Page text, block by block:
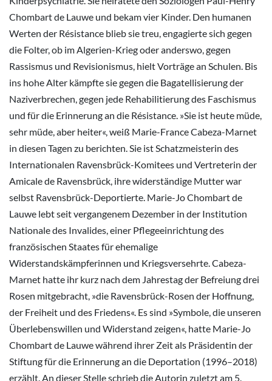
Chombart de Lauwe und bekam vier Kinder. Den humanen
Werten der Résistance blieb sie treu, engagierte sich gegen
die Folter, ob im Algerien-Krieg oder anderswo, gegen
Rassismus und Revisionismus, hielt Vorträge an Schulen. Bis
ins hohe Alter kämpfte sie gegen die Bagatellisierung der
Naziverbrechen, gegen jede Rehabilitierung des Faschismus
und für die Erinnerung an die Résistance. »Sie ist heute müde,
sehr müde, aber heiter«, weiß Marie-France Cabeza-Marnet
in diesen Tagen zu berichten. Sie ist Schatzmeisterin des
Internationalen Ravensbrück-Komitees und Vertreterin der
Amicale de Ravensbrück, ihre widerständige Mutter war
selbst Ravensbrück-Deportierte. Marie-Jo Chombart de
Lauwe lebt seit vergangenem Dezember in der Institution
Nationale des Invalides, einer Pflegeeinrichtung des
französischen Staates für ehemalige
Widerstandskämpferinnen und Kriegsversehrte. Cabeza-
Marnet hatte ihr kurz nach dem Jahrestag der Befreiung drei
Rosen mitgebracht, »die Ravensbrück-Rosen der Hoffnung,
der Freiheit und des Friedens«. Es sind »Symbole, die unseren
Überlebenswillen und Widerstand zeigen«, hatte Marie-Jo
Chombart de Lauwe während ihrer Zeit als Präsidentin der
Stiftung für die Erinnerung an die Deportation (1996–2018)
erzählt. An dieser Stelle schrieb die Autorin zuletzt am 5.